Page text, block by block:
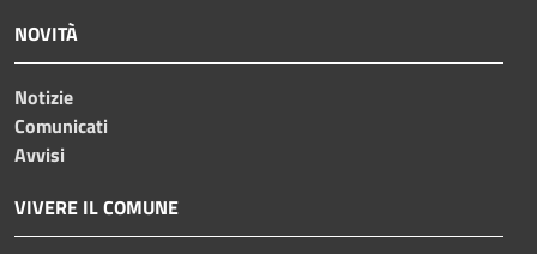
NOVITÀ
Notizie
Comunicati
Avvisi
VIVERE IL COMUNE